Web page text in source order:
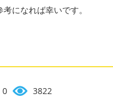
考になれば幸いです。
0 3822